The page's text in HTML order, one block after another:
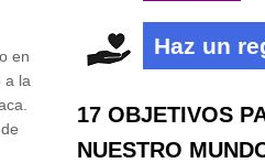
en
a la
Haz un
17 OBJETIVOS
NUESTRO